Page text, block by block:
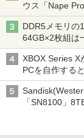
ウス「Nape
DDR5メモリの
64GB×2枚組は
XBOX Series X
PCを自作する
ーム』】
「SN8100」